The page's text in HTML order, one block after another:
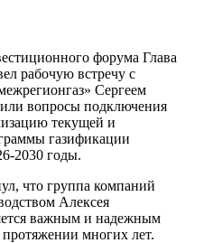
форума Глава
рабочую встречу с
Сергеем
вопросы подключения
текущей и
газификации
2030 годы.
что группа компаний
Алексея
важным и надежным
многих лет.